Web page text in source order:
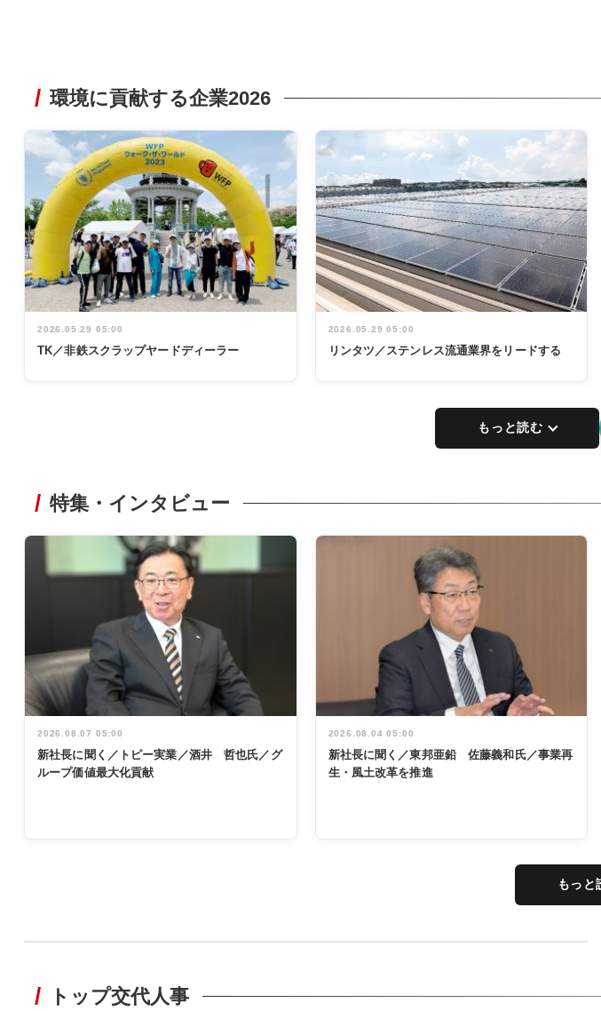
環境に貢献する企業2026
2026.05.29 05:00
TK／非鉄スクラップヤードディーラー
2026.05.29 05:00
リンタツ／ステンレス流通業界をリードする
もっと読む
特集・インタビュー
2026.08.07 05:00
新社長に聞く／トピー実業／酒井 哲也氏／グ
ループ価値最大化貢献
2026.08.04 05:00
新社長に聞く／東邦亜鉛 佐藤義和氏／事業再
生・風土改革を推進
もっと
非鉄業界で
トップ交代人事